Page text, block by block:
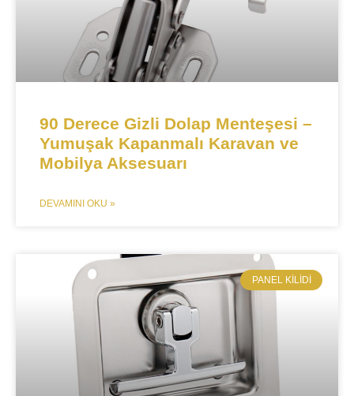
​​​​90 Derece Gizli Dolap Menteşesi –
Yumuşak Kapanmalı Karavan ve
Mobilya Aksesuarı​​
DEVAMINI OKU »
​PANEL KILIDI